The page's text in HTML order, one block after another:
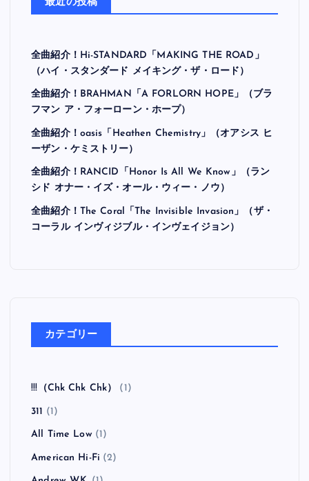
最近の投稿
全曲紹介！Hi-STANDARD「MAKING THE ROAD」
（ハイ・スタンダード メイキング・ザ・ロード）
全曲紹介！BRAHMAN「A FORLORN HOPE」（ブラ
フマン ア・フォーローン・ホープ）
全曲紹介！oasis「Heathen Chemistry」（オアシス ヒ
ーザン・ケミストリー）
全曲紹介！RANCID「Honor Is All We Know」（ラン
シド オナー・イズ・オール・ウィー・ノウ）
全曲紹介！The Coral「The Invisible Invasion」（ザ・
コーラル インヴィジブル・インヴェイジョン）
カテゴリー
!!!（Chk Chk Chk） (1)
311 (1)
All Time Low(1)
American Hi-Fi (2)